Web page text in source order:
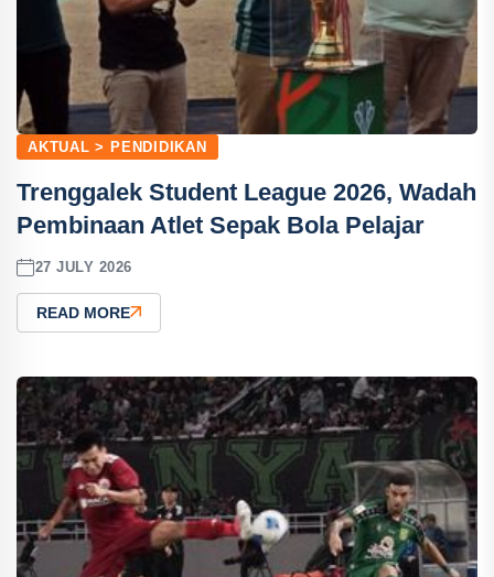
AKTUAL > PENDIDIKAN
Trenggalek Student League 2026, Wadah
Pembinaan Atlet Sepak Bola Pelajar
27 JULY 2026
READ MORE